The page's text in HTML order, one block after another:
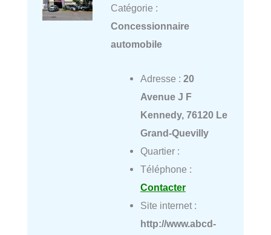
Catégorie :
Concessionnaire
automobile
Adresse : 20
Avenue J F
Kennedy, 76120 Le
Grand-Quevilly
Quartier :
Téléphone :
Contacter
Site internet :
http://www.abcd-